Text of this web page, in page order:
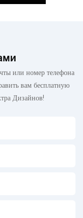
или номер телефона
вам бесплатную
Дизайнов!